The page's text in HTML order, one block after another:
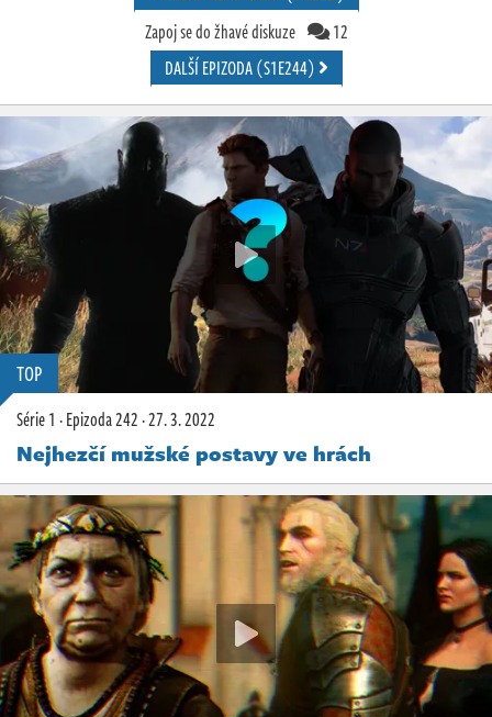
Zapoj se do žhavé diskuze
12
DALŠÍ EPIZODA (S1E244)
TOP
Série 1 ·Epizoda 242·27. 3. 2022
Nejhezčí mužské postavy ve hrách